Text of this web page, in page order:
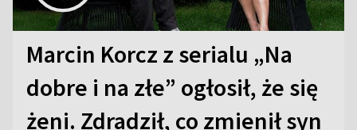
Marcin Korcz z serialu „Na
dobre i na złe” ogłosił, że się
żeni. Zdradził, co zmienił syn